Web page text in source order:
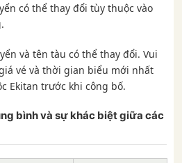
có thể thay đổi tùy thuộc vào
và tên tàu có thể thay đổi. Vui
vé và thời gian biểu mới nhất
Ekitan trước khi công bố.
bình và sự khác biệt giữa các